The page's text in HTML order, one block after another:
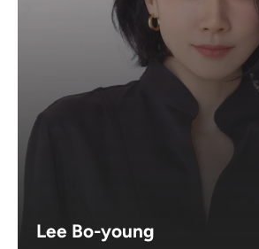
Lee Bo-young